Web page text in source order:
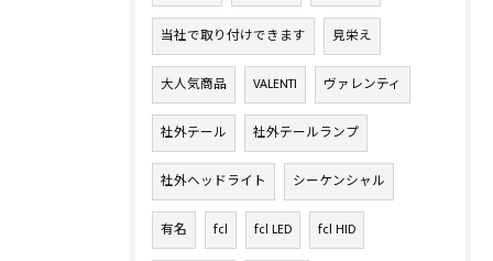
当社で取り付けできます 見栄え
大人気商品 VALENTI ヴァレンティ
社外テール 社外テールランプ
社外ヘッドライト シーケンシャル
有名 fcl fcl LED fcl HID